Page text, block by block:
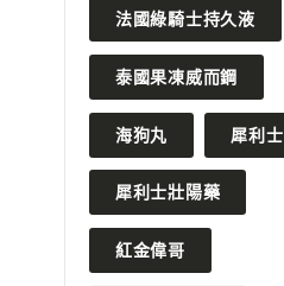
法國綠騎士持久液
泰國果凍威而鋼
海狗丸 犀利士
犀利士壯陽藥
紅金偉哥